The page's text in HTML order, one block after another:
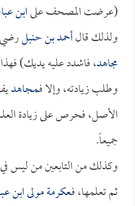
(عرضت المصحف علىابن
ولذلك قالأحمد بن حنبلرضي
مجاهد، فاشدد عليه يديك)
وطلب زيادته، وإلا فـمجاهد
الأصل، فحرص على زيادة
جميعاً.
وكذلك من التابعين من ليس
ثم تعلمها، فـعكرمة مولى ابن